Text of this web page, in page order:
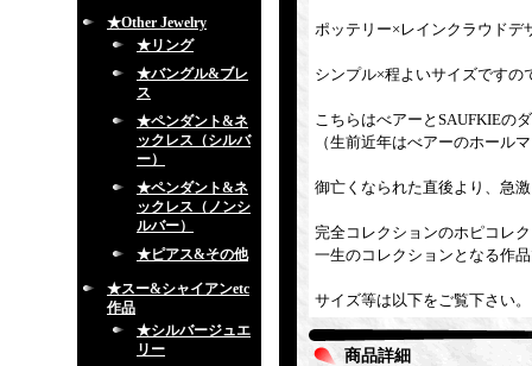
★Other Jewelry
★リング
★バングル&ブレ
ス
★ペンダント&ネ
ックレス（シルバ
ー）
★ペンダント&ネ
ックレス（ノンシ
ルバー）
★ピアス&その他
★スー&シャイアンetc
作品
★シルバージュエ
リー
ポッテリー×レインクラウドデ
シンプル×程よいサイズです
こちらはべアーとSAUFKIEの
（生前近年はべアーのホール
御亡くなられた直後より、急
完全コレクションのホピコレ
一生のコレクションとなる作
サイズ等は以下をご覧下さい。
商品詳細